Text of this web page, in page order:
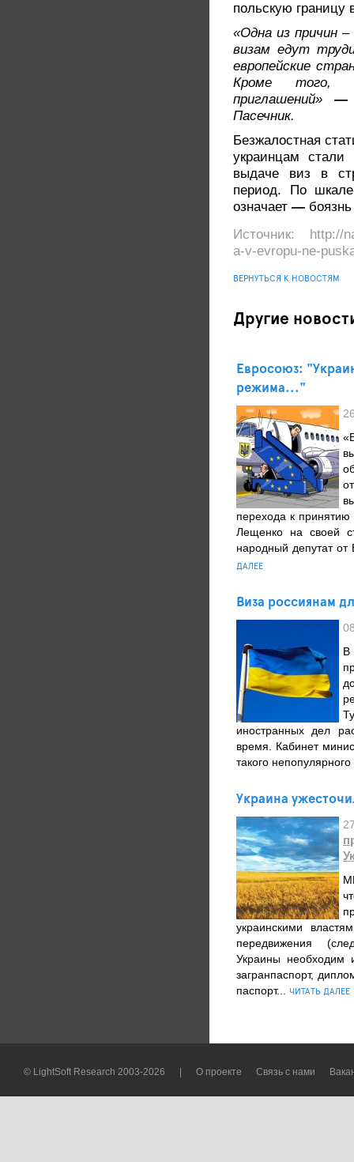
польскую границу
«Одна из причин
визам едут
европейские
Кроме того,
приглашений»—
Пасечник.
Безжалостная
украинцам
выдаче виз в
период. По шкале
означает —
Источник: http://
a-v-evropu-ne-
ВЕРНУТЬСЯ К НОВОСТЯМ
Другие
Евросоюз:
режима..."
перехода к
Лещенко на своей
народный депутат
ДАЛЕЕ
Виза россиянам
В
иностранных дел
время. Кабинет
такого
Украина
украинскими
передвижения
Украины необходим
загранпаспорт,
паспорт... ЧИТАТЬ ДАЛЕЕ
© LightSoft Research 2003-2026 О проекте Связь с нами